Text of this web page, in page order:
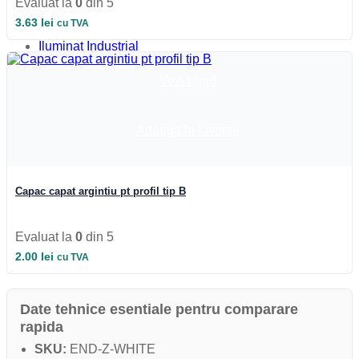
Corpuri pe sina
Corpuri etanse
Iluminat Industrial
Iluminat Industrial
Evaluat la 0 din 5
3.63 lei cu TVA
Capac capat argintiu pt profil tip B
Evaluat la 0 din 5
2.00 lei cu TVA
Date tehnice esentiale pentru comparare
rapida
SKU: END-Z-WHITE